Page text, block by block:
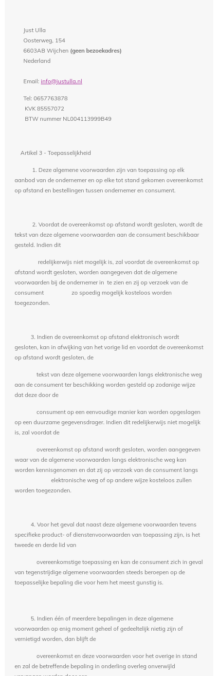
Just Ulla
Oosterweg, 154
6603AB Wijchen (geen bezoekadres)
Nederland
Email: info@justulla.nl
Tel: 0657763878
KVK 85557072
BTW nummer NL004113999B49
Artikel 3 - Toepasselijkheid
1. Deze algemene voorwaarden zijn van toepassing op elk
aanbod van de ondernemer en op elke tot stand gekomen overeenkomst
op afstand en bestellingen tussen ondernemer en consument.
2. Voordat de overeenkomst op afstand wordt gesloten, wordt de
tekst van deze algemene voorwaarden aan de consument beschikbaar
gesteld. Indien dit
redelijkerwijs niet mogelijk is, zal voordat de overeenkomst op
afstand wordt gesloten, worden aangegeven dat de algemene
voorwaarden bij de ondernemer in te zien en zij op verzoek van de
consument zo spoedig mogelijk kosteloos worden
toegezonden.
3. Indien de overeenkomst op afstand elektronisch wordt
gesloten, kan in afwijking van het vorige lid en voordat de overeenkomst
op afstand wordt gesloten, de
tekst van deze algemene voorwaarden langs elektronische weg
aan de consument ter beschikking worden gesteld op zodanige wijze
dat deze door de
consument op een eenvoudige manier kan worden opgeslagen
op een duurzame gegevensdrager. Indien dit redelijkerwijs niet mogelijk
is, zal voordat de
overeenkomst op afstand wordt gesloten, worden aangegeven
waar van de algemene voorwaarden langs elektronische weg kan
worden kennisgenomen en dat zij op verzoek van de consument langs
elektronische weg of op andere wijze kosteloos zullen
worden toegezonden.
4. Voor het geval dat naast deze algemene voorwaarden tevens
specifieke product- of dienstenvoorwaarden van toepassing zijn, is het
tweede en derde lid van
overeenkomstige toepassing en kan de consument zich in geval
van tegenstrijdige algemene voorwaarden steeds beroepen op de
toepasselijke bepaling die voor hem het meest gunstig is.
5. Indien één of meerdere bepalingen in deze algemene
voorwaarden op enig moment geheel of gedeeltelijk nietig zijn of
vernietigd worden, dan blijft de
overeenkomst en deze voorwaarden voor het overige in stand
en zal de betreffende bepaling in onderling overleg onverwijld